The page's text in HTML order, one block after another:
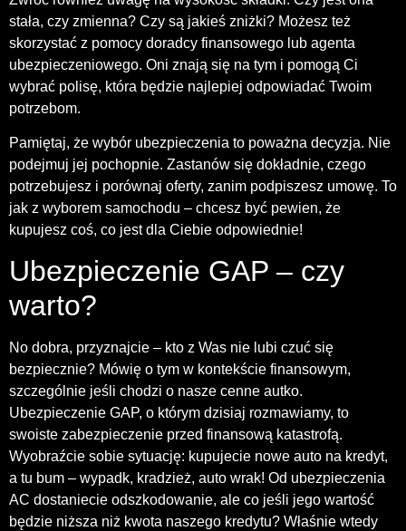
stała, czy zmienna? Czy są jakieś zniżki? Możesz też
skorzystać z pomocy doradcy finansowego lub agenta
ubezpieczeniowego. Oni znają się na tym i pomogą Ci
wybrać polisę, która będzie najlepiej odpowiadać Twoim
potrzebom.
Pamiętaj, że wybór ubezpieczenia to poważna decyzja. Nie
podejmuj jej pochopnie. Zastanów się dokładnie, czego
potrzebujesz i porównaj oferty, zanim podpiszesz umowę. To
jak z wyborem samochodu – chcesz być pewien, że
kupujesz coś, co jest dla Ciebie odpowiednie!
Ubezpieczenie GAP – czy
warto?
No dobra, przyznajcie – kto z Was nie lubi czuć się
bezpiecznie? Mówię o tym w kontekście finansowym,
szczególnie jeśli chodzi o nasze cenne autko.
Ubezpieczenie GAP, o którym dzisiaj rozmawiamy, to
swoiste zabezpieczenie przed finansową katastrofą.
Wyobraźcie sobie sytuację: kupujecie nowe auto na kredyt,
a tu bum – wypadk, kradzież, auto wrak! Od ubezpieczenia
AC dostaniecie odszkodowanie, ale co jeśli jego wartość
będzie niższa niż kwota naszego kredytu? Właśnie wtedy